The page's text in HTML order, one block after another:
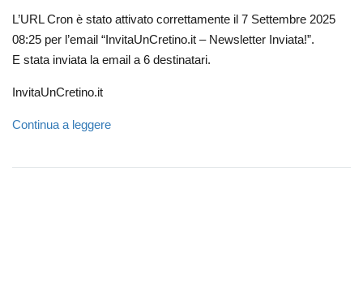
L’URL Cron è stato attivato correttamente il 7 Settembre 2025
08:25 per l’email “InvitaUnCretino.it – Newsletter Inviata!”.
E stata inviata la email a 6 destinatari.
InvitaUnCretino.it
Continua a leggere